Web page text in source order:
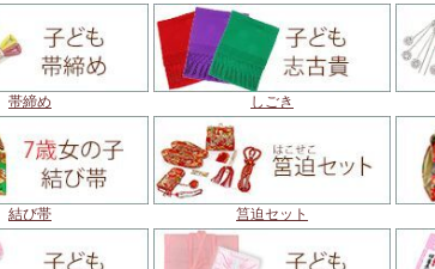
帯締め しごき
結び帯 筥迫セット